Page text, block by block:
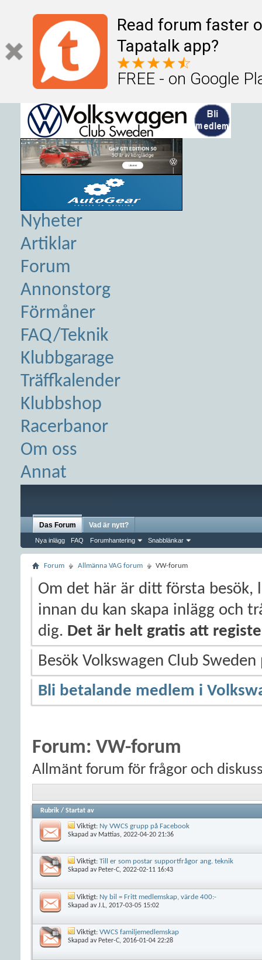
Read forum faster
Tapatalk app?
FREE - on Google
Nyheter
Artiklar
Forum
Annonstorg
Förmåner
FAQ/Teknik
Klubbgarage
Träffkalender
Klubbshop
Racerbanor
Om oss
Annat
Das Forum
Nya inlägg FAQ Forumhantering Snabblänkar
Vad är nytt?
Forum Allmänna VAG forum VW-forum
Om det här är ditt första besök,
innan du kan skapa inlägg och
dig. Det är helt gratis att
Besök Volkswagen Club
Bli betalande medlem i
Forum: VW-forum
Allmänt forum för frågor och
Rubrik / Startat av
Viktigt: Ny VWCS grupp på Facebook
Skapad av Mattias, 2022-04-20 21:36
Viktigt: Till er som postar supportfrågor ang. teknik
Skapad av Peter-C, 2022-02-11 16:43
Viktigt: Ny bil = Fritt medlemskap, värde 400:-
Skapad avJ.L, 2017-03-05 15:02
Viktigt: VWCS familjemedlemskap
Skapad av Peter-C, 2016-01-04 22:28